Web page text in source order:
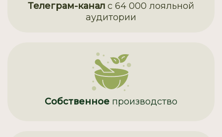
Телеграм-канал с 64 000 лояльной
аудитории
Собственное производство